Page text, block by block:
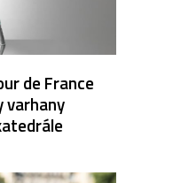
de France
varhany